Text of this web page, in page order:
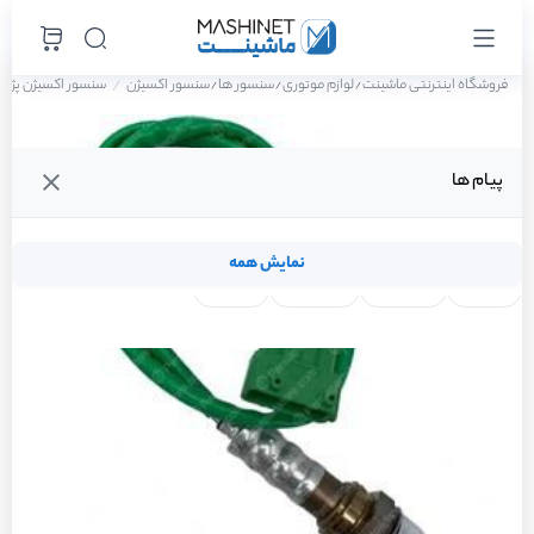
پیام ها
نمایش همه
فروشگاه اینترنتی ماشینت/لوازم موتوری/سنسور ها/سنسور اکسیژن سنسور اکسیژن پژو 206 SD V20 سال 1388